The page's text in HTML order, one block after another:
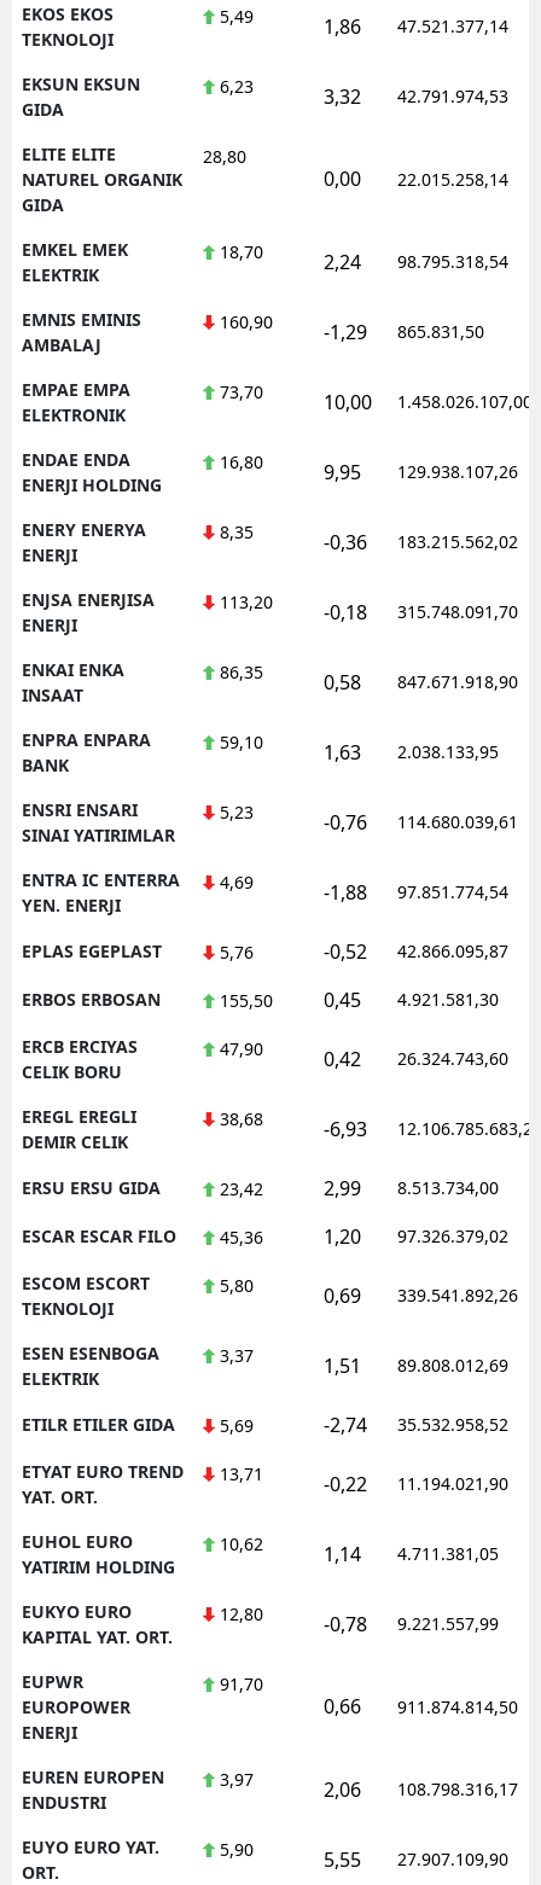
EKOS EKOS
TEKNOLOJI
5,49 1,86 47.521.377,14
EKSUN EKSUN
GIDA
6,23 3,32 42.791.974,53
ELITE ELITE
NATUREL ORGANIK
GIDA
28,80
0,00 22.015.258,14
EMKEL EMEK
ELEKTRIK
18,70 2,24 98.795.318,54
EMNIS EMINIS
AMBALAJ
160,90 -1,29 865.831,50
EMPAE EMPA
ELEKTRONIK
73,70 10,00 1.458.026.107,00
ENDAE ENDA
ENERJI HOLDING
16,80 9,95 129.938.107,26
ENERY ENERYA
ENERJI
8,35 -0,36 183.215.562,02
ENJSA ENERJISA
ENERJI
113,20 -0,18 315.748.091,70
ENKAI ENKA
INSAAT
86,35 0,58 847.671.918,90
ENPRA ENPARA
BANK
59,10 1,63 2.038.133,95
ENSRI ENSARI
SINAI YATIRIMLAR
5,23 -0,76 114.680.039,61
ENTRA IC ENTERRA
YEN. ENERJI
4,69 -1,88 97.851.774,54
EPLAS EGEPLAST 5,76 -0,52 42.866.095,87
ERBOS ERBOSAN 155,50 0,45 4.921.581,30
ERCB ERCIYAS
CELIK BORU
47,90 0,42 26.324.743,60
EREGL EREGLI
DEMIR CELIK
38,68 -6,93 12.106.785.683,20
ERSU ERSU GIDA 23,42 2,99 8.513.734,00
ESCAR ESCAR FILO 45,36 1,20 97.326.379,02
ESCOM ESCORT
TEKNOLOJI
5,80 0,69 339.541.892,26
ESEN ESENBOGA
ELEKTRIK
3,37 1,51 89.808.012,69
ETILR ETILER GIDA 5,69 -2,74 35.532.958,52
ETYAT EURO TREND
YAT. ORT.
13,71 -0,22 11.194.021,90
EUHOL EURO
YATIRIM HOLDING
10,62 1,14 4.711.381,05
EUKYO EURO
KAPITAL YAT. ORT.
12,80 -0,78 9.221.557,99
EUPWR
EUROPOWER
ENERJI
91,70
0,66 911.874.814,50
EUREN EUROPEN
ENDUSTRI
3,97 2,06 108.798.316,17
EUYO EURO YAT.
ORT.
5,90 5,55 27.907.109,90